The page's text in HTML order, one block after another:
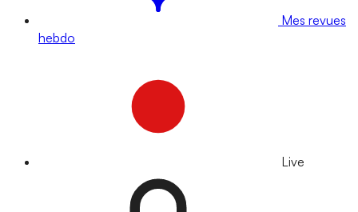
Mes revues
hebdo
Live